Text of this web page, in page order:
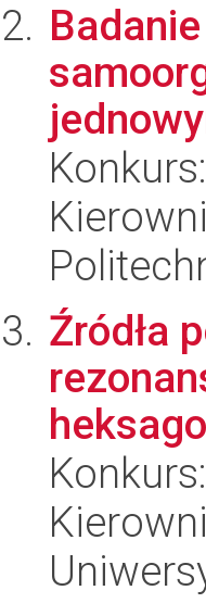
Konkurs:
Źródła
Konkurs: